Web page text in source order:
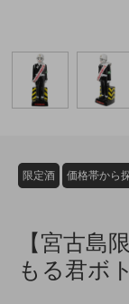
限定酒 価格帯から
【宮古島
もる君ボ